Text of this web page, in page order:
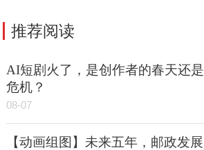
推荐阅读
AI短剧火了，是创作者的春天还是
危机？
08-07
【动画组图】未来五年，邮政发展